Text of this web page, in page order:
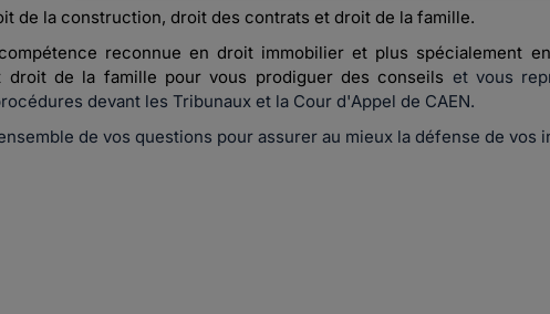
de la construction, droit des contrats et droit de la famille.
reconnue endroit immobilier et plus spécialement
droit de la famille pour vous prodiguer des conseils et vous
devant les Tribunaux et la Cour d'Appel de CAEN.
de vos questions pour assurer au mieux la défense de vos